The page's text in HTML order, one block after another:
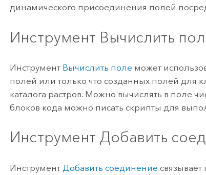
динамического присоединения полей
Инструмент Вычислить
Инструмент Вычислить поле может
полей или только что созданных полей для
каталога растров. Можно вычислять в поле
блоков кода можно писать скрипты для
Инструмент Добавить
Инструмент Добавить соединение